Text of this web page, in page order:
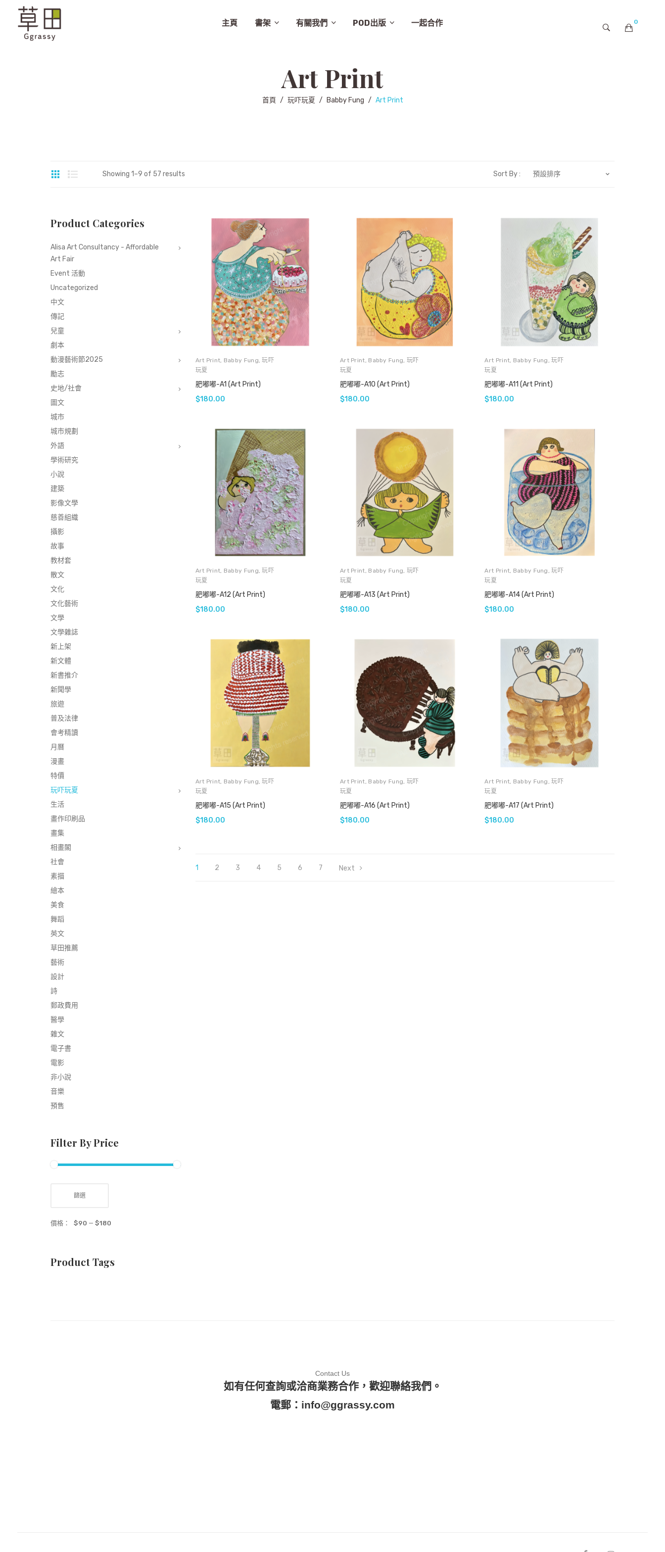
主頁 書架 有關我們 POD出版 一起合作 0
Art Print
首頁 / 玩吓玩夏 / Babby Fung / Art Print
Showing 1–9 of 57 results Sort By : 預設排序
Art Print, Babby Fung,玩吓
玩夏
肥嘟嘟-A1 (Art Print)
$180.00
Art Print, Babby Fung, 玩吓
玩夏
肥嘟嘟-A10 (Art Print)
$180.00
Art Print, Babby Fung ,玩吓
玩夏
肥嘟嘟-A11 (Art Print)
$180.00
Art Print, Babby Fung,玩吓
玩夏
肥嘟嘟-A12 (Art Print)
$180.00
Art Print, Babby Fung, 玩吓
玩夏
肥嘟嘟-A13 (Art Print)
$180.00
Art Print, Babby Fung ,玩吓
玩夏
肥嘟嘟-A14 (Art Print)
$180.00
Art Print, Babby Fung,玩吓
玩夏
肥嘟嘟-A15 (Art Print)
$180.00
Art Print, Babby Fung, 玩吓
玩夏
肥嘟嘟-A16 (Art Print)
$180.00
Art Print, Babby Fung ,玩吓
玩夏
肥嘟嘟-A17 (Art Print)
$180.00
1 2 3 4 5 6 7 Next
Product Categories
Alisa Art Consultancy - Affordable
Art Fair
Event 活動
Uncategorized
中文
傳記
兒童
劇本
動漫藝術節2025
勵志
史地/社會
圖文
城市
城市規劃
外語
學術研究
小說
建築
影像文學
慈善組織
攝影
故事
教材套
散文
文化
文化藝術
文學
文學雜誌
新上架
新文體
新書推介
新聞學
旅遊
普及法律
會考精讀
月曆
漫畫
特價
玩吓玩夏
生活
畫作印刷品
畫集
相畫閣
社會
素描
繪本
美食
舞蹈
英文
草田推薦
藝術
設計
詩
郵政費用
醫學
雜文
電子書
電影
非小說
音樂
預售
Filter By Price
篩選
價格： $90 — $180
Product Tags
Contact Us
如有任何查詢或洽商業務合作，歡迎聯絡我們。
電郵： info@ggrassy.com